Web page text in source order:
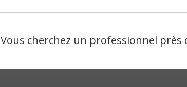
Vous cherchez un professionnel près